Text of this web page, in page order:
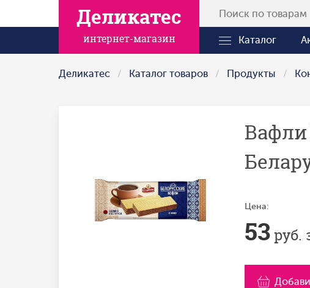
Деликатес
интернет-магазин Каталог
Деликатес Каталог товаров Продукты
Вафли
Цена:
53руб.